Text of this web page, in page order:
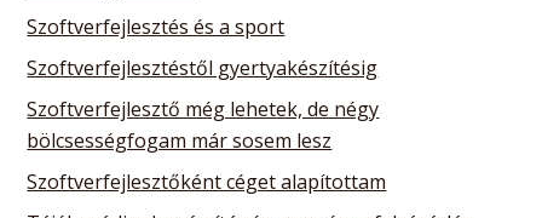
Szoftverfejlesztés és a sport
Szoftverfejlesztéstől gyertyakészítésig
Szoftverfejlesztő még lehetek, de négy
bölcsességfogam már sosem lesz
Szoftverfejlesztőként céget alapítottam